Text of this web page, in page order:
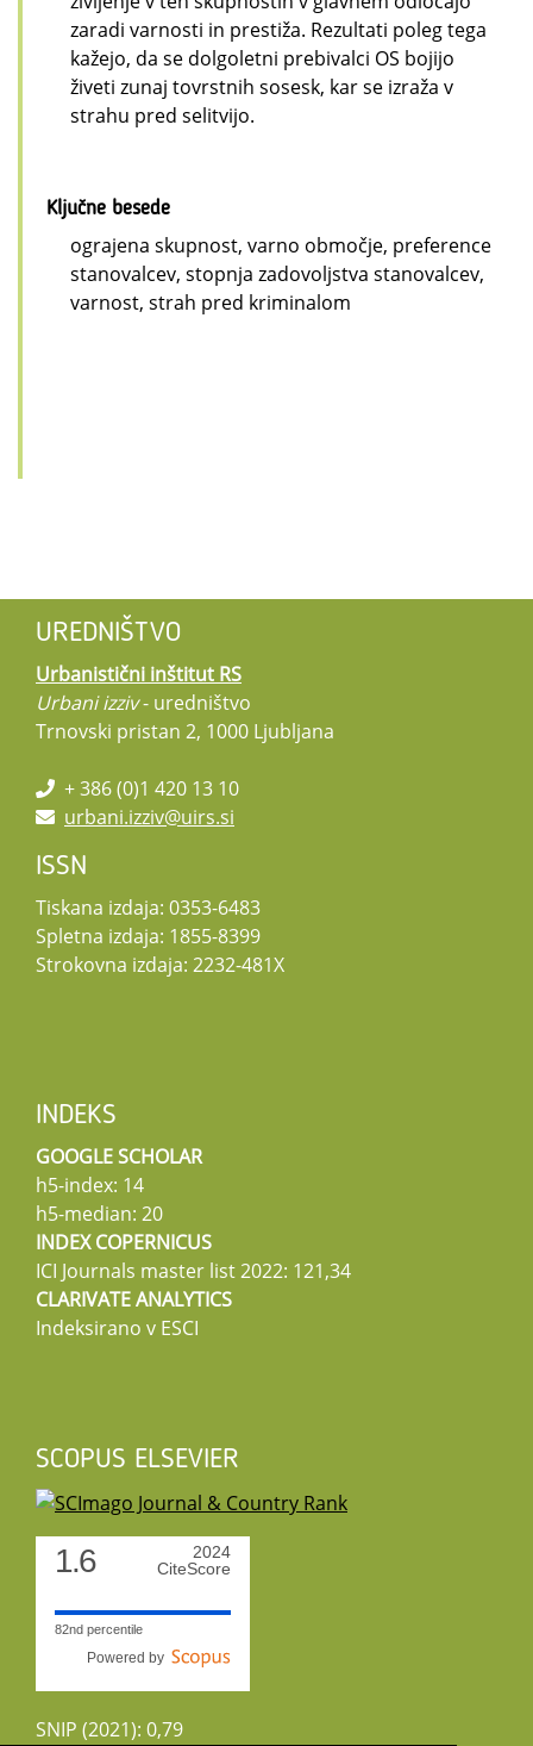
zaradi varnosti in prestiža. Rezultati poleg tega
kažejo, da se dolgoletni prebivalci OS bojijo
živeti zunaj tovrstnih sosesk, kar se izraža v
strahu pred selitvijo.
Ključne besede
ograjena skupnost, varno območje, preference
stanovalcev, stopnja zadovoljstva stanovalcev,
varnost, strah pred kriminalom
UREDNIŠTVO
Urbanistični inštitut RS
Urbani izziv- uredništvo
Trnovski pristan 2, 1000 Ljubljana
+ 386 (0)1 420 13 10
urbani.izziv@uirs.si
ISSN
Tiskana izdaja: 0353-6483
Spletna izdaja: 1855-8399
Strokovna izdaja: 2232-481X
INDEKS
GOOGLE SCHOLAR
h5-index: 14
h5-median: 20
INDEX COPERNICUS
ICI Journals master list 2022: 121,34
CLARIVATE ANALYTICS
Indeksirano v ESCI
SCOPUS ELSEVIER
1.6
2024
CiteScore
82nd percentile
Powered by
SNIP (2021): 0,79